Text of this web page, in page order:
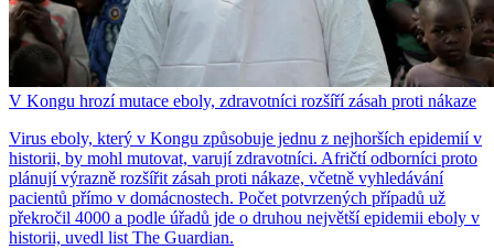
V Kongu hrozí mutace eboly, zdravotníci rozšíří zásah proti nákaze
Virus eboly, který v Kongu způsobuje jednu z nejhorších epidemií v
historii, by mohl mutovat, varují zdravotníci. Afričtí odborníci proto
plánují výrazně rozšířit zásah proti nákaze, včetně vyhledávání
pacientů přímo v domácnostech. Počet potvrzených případů už
překročil 4000 a podle úřadů jde o druhou největší epidemii eboly v
historii, uvedl list The Guardian.